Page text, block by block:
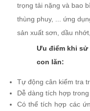
trọng tải nặng và bao
thùng phuy, ... ứng
sản xuất sơn, dầu
Ưu điểm khi
con lăn:
Tự động cân kiểm tra
Dễ dàng tích hợp
Có thể tích hợp các